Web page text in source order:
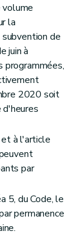
la
de
juin à
programmées,
2020 soit
d'heures
à l'article
par
5, du Code, le
permanence